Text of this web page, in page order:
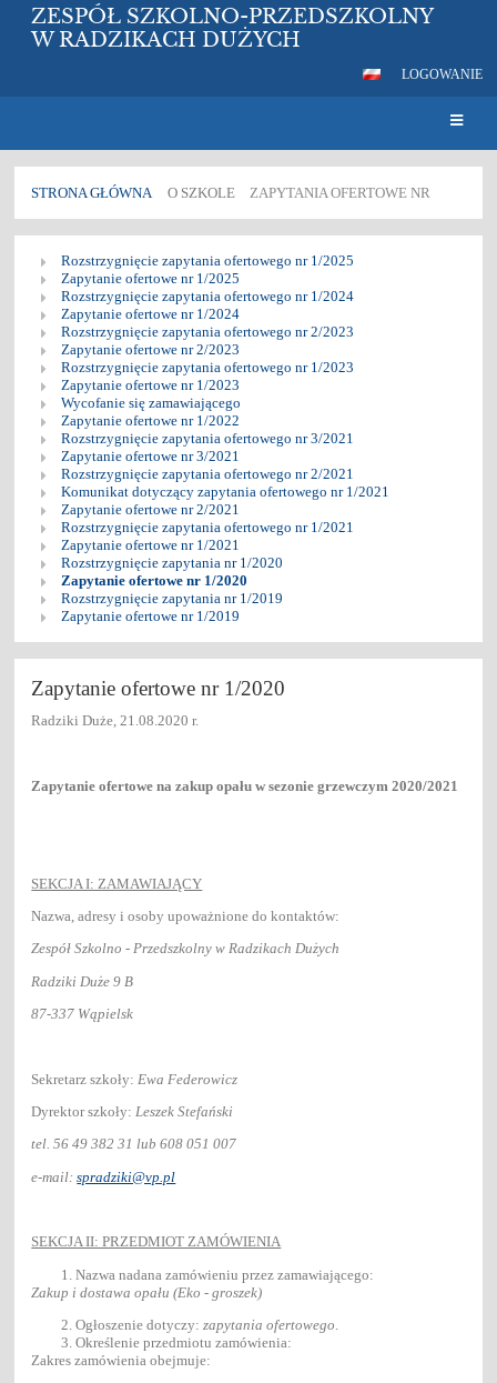
ZESPÓŁ SZKOLNO-PRZEDSZKOLNY
W RADZIKACH DUŻYCH
LOGOWANIE
STRONA GŁÓWNA O SZKOLE ZAPYTANIA OFERTOWE NR
ofertowe
Rozstrzygnięcie zapytania ofertowego nr 1/2025
Zapytanie ofertowe nr 1/2025
Rozstrzygnięcie zapytania ofertowego nr 1/2024
Zapytanie ofertowe nr 1/2024
Rozstrzygnięcie zapytania ofertowego nr 2/2023
Zapytanie ofertowe nr 2/2023
Rozstrzygnięcie zapytania ofertowego nr 1/2023
Zapytanie ofertowe nr 1/2023
Wycofanie się zamawiającego
Zapytanie ofertowe nr 1/2022
Rozstrzygnięcie zapytania ofertowego nr 3/2021
Zapytanie ofertowe nr 3/2021
Rozstrzygnięcie zapytania ofertowego nr 2/2021
Komunikat dotyczący zapytania ofertowego nr 1/2021
Zapytanie ofertowe nr 2/2021
Rozstrzygnięcie zapytania ofertowego nr 1/2021
Zapytanie ofertowe nr 1/2021
Rozstrzygnięcie zapytania nr 1/2020
Zapytanie ofertowe nr 1/2020
Rozstrzygnięcie zapytania nr 1/2019
Zapytanie ofertowe nr 1/2019
Zapytanie ofertowe nr 1/2020
Radziki Duże, 21.08.2020 r.
Zapytanie ofertowe na zakup opału w sezonie grzewczym 2020/2021
SEKCJA I: ZAMAWIAJĄCY
Nazwa, adresy i osoby upoważnione do kontaktów:
Zespół Szkolno - Przedszkolny w Radzikach Dużych
Radziki Duże 9 B
87-337 Wąpielsk
Sekretarz szkoły: Ewa Federowicz
Dyrektor szkoły: Leszek Stefański
tel. 56 49 382 31 lub 608 051 007
e-mail:spradziki@vp.pl
SEKCJA II: PRZEDMIOT ZAMÓWIENIA
Nazwa nadana zamówieniu przez zamawiającego:
Zakup i dostawa opału (Eko - groszek)
Ogłoszenie dotyczy:zapytania ofertowego
Określenie przedmiotu zamówienia:
Zakres zamówienia obejmuje: